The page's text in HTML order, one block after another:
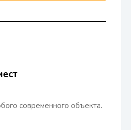
современного объекта.